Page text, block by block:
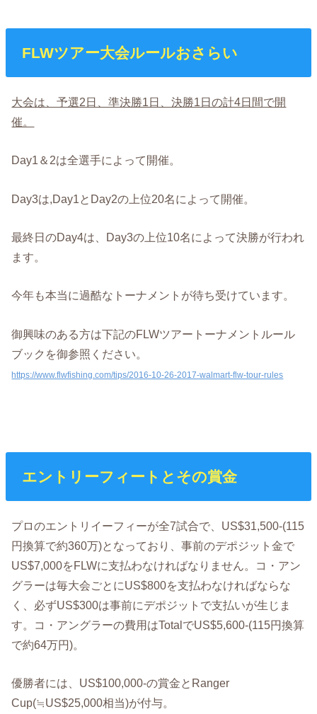
FLWツアー大会ルールおさらい
大会は、予選2日、準決勝1日、決勝1日の計4日間で開
催。
Day1＆2は全選手によって開催。
Day3は,Day1とDay2の上位20名によって開催。
最終日のDay4は、Day3の上位10名によって決勝が行われ
ます。
今年も本当に過酷なトーナメントが待ち受けています。
御興味のある方は下記のFLWツアートーナメントルール
ブックを御参照ください。
https://www.flwfishing.com/tips/2016-10-26-2017-walmart-flw-tour-rules
エントリーフィートとその賞金
プロのエントリイーフィーが全7試合で、US$31,500-(115
円換算で約360万)となっており、事前のデポジット金で
US$7,000をFLWに支払わなければなりません。コ・アン
グラーは毎大会ごとにUS$800を支払わなければならな
く、必ずUS$300は事前にデポジットで支払いが生じま
す。コ・アングラーの費用はTotalでUS$5,600-(115円換算
で約64万円)。
優勝者には、US$100,000-の賞金とRanger
Cup(≒US$25,000相当)が付与。